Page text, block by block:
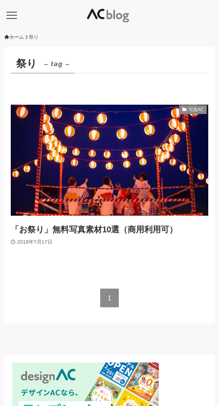
ホーム 祭り
祭り – tag –
写真AC
「お祭り」無料写真素材10選（商用利用可）
2018年7月17日
1